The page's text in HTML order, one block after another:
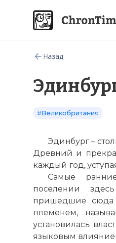
Назад
#Великобритания
Эдинбург –
Древний и
каждый год,
Самые
поселении
пришедшие сюда
племенем,
установилась
языковым